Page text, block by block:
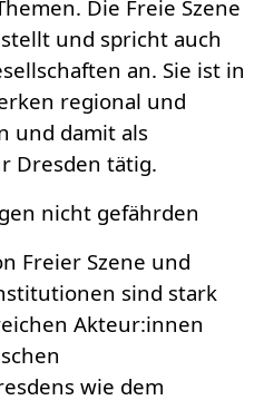
Die Freie Szene
und spricht auch
an. Sie ist in
regional und
und damit als
Dresden tätig.
nicht gefährden
Freier Szene und
sind stark
Akteur:innen
wie dem